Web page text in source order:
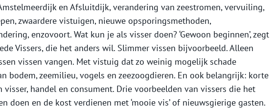
en Afsluitdijk, verandering van zeestromen, vervuiling,
zwaardere vistuigen, nieuwe opsporingsmethoden,
enzovoort. Wat kun je als visser doen? ‘Gewoon beginnen’, zegt
Vissers, die het anders wil. Slimmer vissen bijvoorbeeld. Alleen
vissen vangen. Met vistuig dat zo weinig mogelijk schade
bodem, zeemilieu, vogels en zeezoogdieren. En ook belangrijk: korte
visser, handel en consument. Drie voorbeelden van vissers die het
doen en de kost verdienen met ‘mooie vis’ of nieuwsgierige gasten.